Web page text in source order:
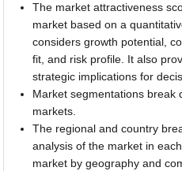
The market attractiveness
market based on a
considers growth potential,
fit, and risk profile. It also
strategic implications for
Market segmentations break
markets.
The regional and country
analysis of the market in
market by geography and